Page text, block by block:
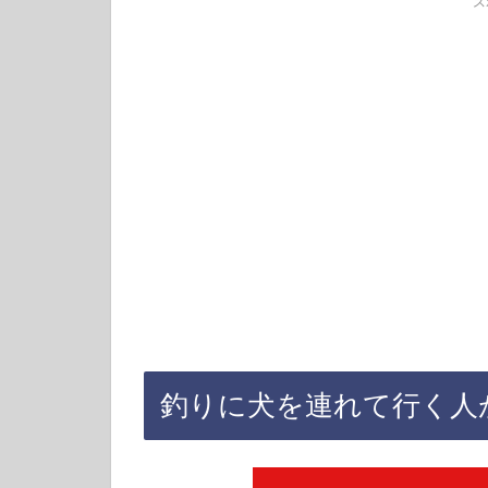
釣りに犬を連れて行く人